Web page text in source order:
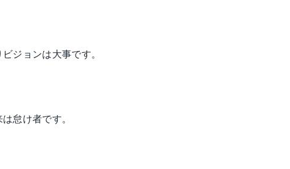
ジョンは大事です。
怠け者です。